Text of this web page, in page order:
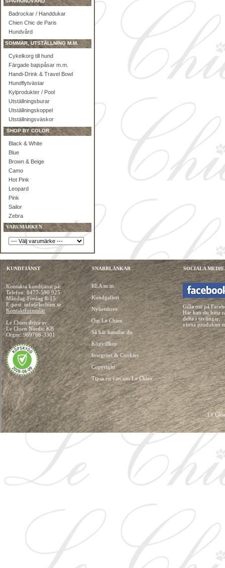
Badrockar / Handdukar
Chien Chic de Paris
Hundvård
SOMMAR, UTSTÄLLNING M.M.
Cykelkorg till hund
Färgade bajspåsar m.m.
Handi-Drink & Travel Bowl
Hundflytvästar
Kylprodukter / Pool
Utställningsburar
Utställningskoppel
Utställningsväskor
SHOP BY COLOR
Black & White
Blue
Brown & Beige
Camo
Hot Pink
Leopard
Pink
Sailor
Zebra
VARUMÄRKEN
KUNDTJÄNST
Kontakta kundtjänst på:
Telefon:0477-590 925
Måndag-Fredag 8-15
E-post: info@lechien.se
Kontaktformulär
Le Chien drivs av:
Le Chien Nordic KB
Orgnr: 969766-3301
SNABBLÄNKAR
REA m.m.
Kundgalleri
Nyhetsbrev
Om Le Chien
Så här handlar du
Köpvillkor
Integritet & Cookies
Copyright
Tipsa en vän om Le Chien
SOCIALA
Gilla oss på
Här kan du hitta
delta i tävlingar,
vinna produkter
Le
HUNDKLÄDER, HUNDVÄSKOR, HUNDACCESSOARER, HUND KLÄDER,